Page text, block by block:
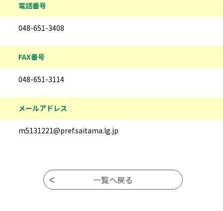
電話番号
048-651-3408
FAX番号
048-651-3114
メールアドレス
m5131221@pref.saitama.lg.jp